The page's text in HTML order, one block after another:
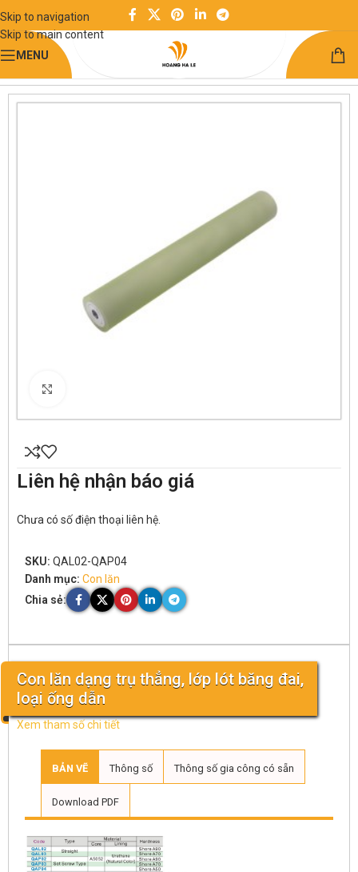
Skip to navigation
Skip to main content
MENU
Trang chủ
Linh kiện truyền động Con lăn
Con lăn dạng trụ thẳng, lớp lót băng đai,
loại ống dẫn
Xem tham số chi tiết
BẢN VẼ Thông số Thông số gia công có sẵn
Download PDF
Liên hệ nhận báo giá
Chưa có số điện thoại liên hệ.
SKU: QAL02-QAP04
Danh mục: Con lăn
Chia sẻ: